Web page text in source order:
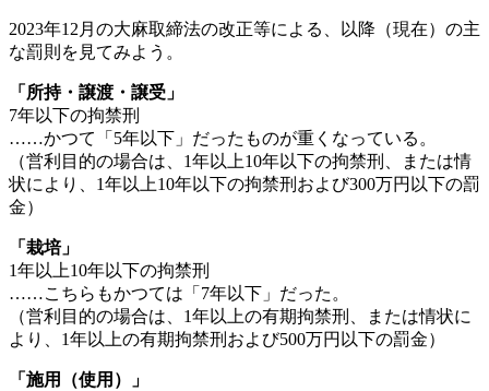
2023年12月の大麻取締法の改正等による、以降（現在）の主
な罰則を見てみよう。
「所持・譲渡・譲受」
7年以下の拘禁刑
……かつて「5年以下」だったものが重くなっている。
（営利目的の場合は、1年以上10年以下の拘禁刑、または情
状により、1年以上10年以下の拘禁刑および300万円以下の罰
金）
「栽培」
1年以上10年以下の拘禁刑
……こちらもかつては「7年以下」だった。
（営利目的の場合は、1年以上の有期拘禁刑、または情状に
より、1年以上の有期拘禁刑および500万円以下の罰金）
「施用（使用）」